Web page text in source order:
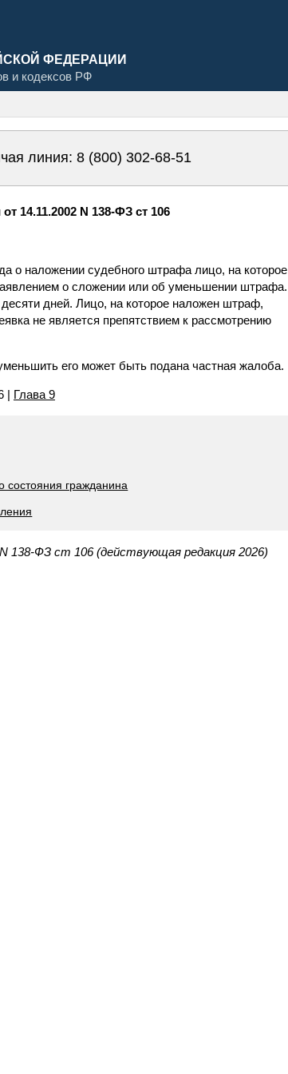
ФЕДЕРАЦИИ
и кодексов РФ
линия: 8 (800) 302-68-51
14.11.2002 N 138-ФЗ ст 106
о наложении судебного штрафа лицо, на которое
о сложении или об уменьшении штрафа.
дней. Лицо, на которое наложен штраф,
не является препятствием к рассмотрению
его может быть подана частная жалоба.
| Глава 9
состояния гражданина
138-ФЗ ст 106 (действующая редакция 2026)